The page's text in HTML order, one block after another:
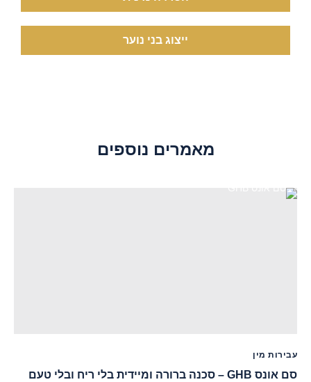
ייצוג בני נוער
מאמרים נוספים
עבירות מין
סם אונס GHB – סכנה ברורה ומיידית בלי ריח ובלי טעם